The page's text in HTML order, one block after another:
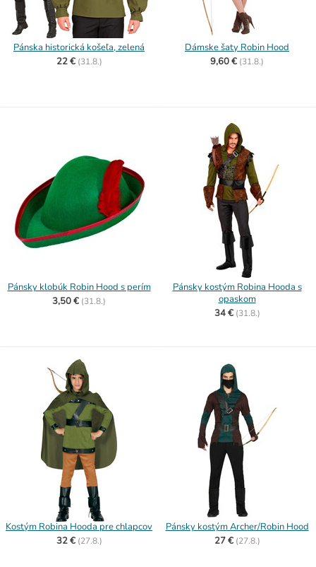
Pánska historická košeľa, zelená
22 € (31.8.)
Dámske šaty Robin Hood
9,60 € (31.8.)
Pánsky klobúk Robin Hood s perím
3,50 € (31.8.)
Pánsky kostým Robina Hooda s
opaskom
34 € (31.8.)
Kostým Robina Hooda pre chlapcov
32 € (27.8.)
Pánsky kostým Archer/Robin Hood
27 € (27.8.)